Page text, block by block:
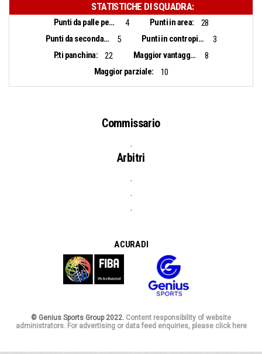
STATISTICHE DI SQUADRA:
Punti da palle perse: 4 Punti in area:
28
Punti da seconda opportunità:
5 Punti in contropiede:
3
P.ti panchina:
22 Maggior vantaggio:
8
Maggior parziale:
10
Commissario
.
Arbitri
.
.
.
A CURA DI
© Genius Sports Group 2022. Content responsibility of website
administrators. For advertising or data feed enquiries, please click here